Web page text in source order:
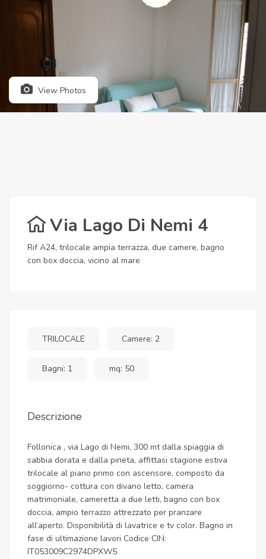
View Photos
Via Lago Di Nemi 4
Rif A24, trilocale ampia terrazza, due camere, bagno
con box doccia, vicino al mare
TRILOCALE Camere: 2
Bagni: 1 mq: 50
Descrizione
Follonica , via Lago di Nemi, 300 mt dalla spiaggia di
sabbia dorata e dalla pineta, affittasi stagione estiva
trilocale al piano primo con ascensore, composto da
soggiorno- cottura con divano letto, camera
matrimoniale, cameretta a due letti, bagno con box
doccia, ampio terrazzo attrezzato per pranzare
all’aperto. Disponibilità di lavatrice e tv color. Bagno in
fase di ultimazione lavori Codice CIN:
IT053009C2974DPXW5